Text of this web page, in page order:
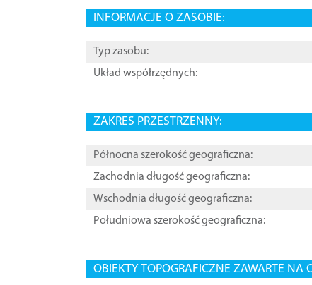
INFORMACJE O ZASOBIE:
Typ zasobu:
Układ współrzędnych:
ZAKRES PRZESTRZENNY:
Północna szerokość geograficzna:
Zachodnia długość geograficzna:
Wschodnia długość geograficzna:
Południowa szerokość geograficzna:
OBIEKTY TOPOGRAFICZNE ZAWARTE NA